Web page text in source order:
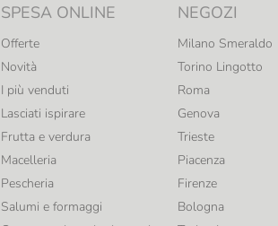
SPESA ONLINE
Offerte
Novità
I più venduti
Lasciati ispirare
Frutta e verdura
Macelleria
Pescheria
Salumi e formaggi
NEGOZI
Milano Smeraldo
Torino Lingotto
Roma
Genova
Trieste
Piacenza
Firenze
Bologna